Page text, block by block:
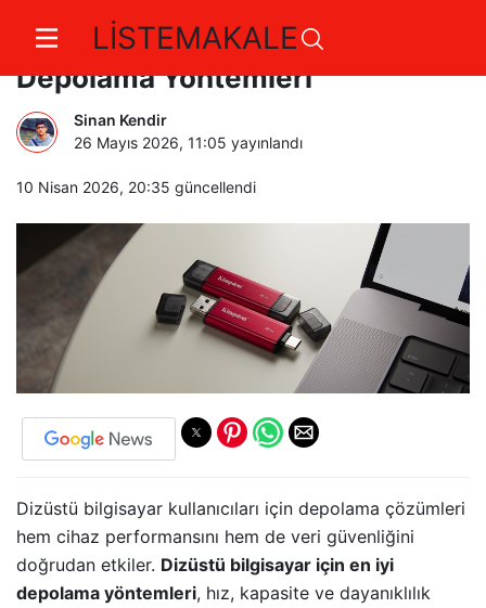
LİSTEMAKALE
Dizüstü Bilgisayar İçin En İyi
Depolama Yöntemleri
Sinan Kendir
26 Mayıs 2026, 11:05 yayınlandı
10 Nisan 2026, 20:35 güncellendi
Dizüstü bilgisayar kullanıcıları için depolama çözümleri
hem cihaz performansını hem de veri güvenliğini
doğrudan etkiler. Dizüstü bilgisayar için en iyi
depolama yöntemleri, hız, kapasite ve dayanıklılık